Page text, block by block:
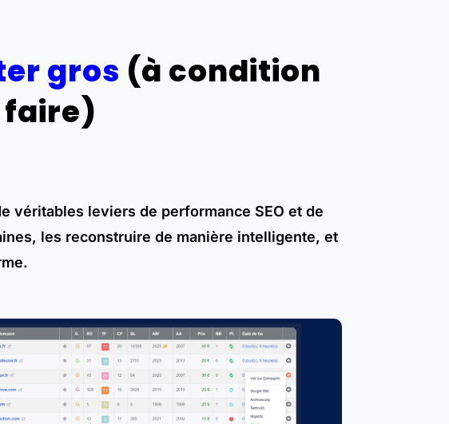
gros (à condition
faire)
véritables leviers de performance SEO et de
les reconstruire de manière intelligente, et